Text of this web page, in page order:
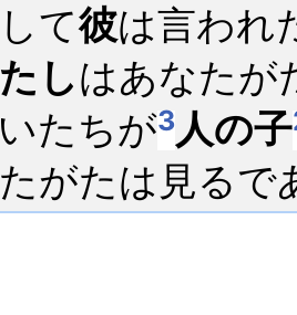
て彼は言われ
しはあなたが
たちが3 人の子
がたは見るで